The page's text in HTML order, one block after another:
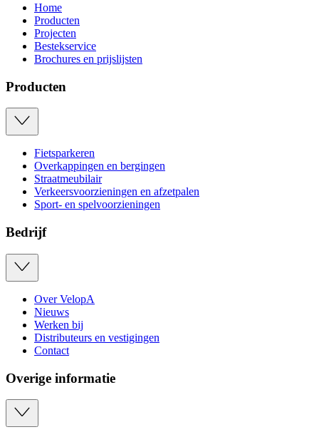
Home
Producten
Projecten
Bestekservice
Brochures en prijslijsten
Producten
Fietsparkeren
Overkappingen en bergingen
Straatmeubilair
Verkeersvoorzieningen en afzetpalen
Sport- en spelvoorzieningen
Bedrijf
Over VelopA
Nieuws
Werken bij
Distributeurs en vestigingen
Contact
Overige informatie